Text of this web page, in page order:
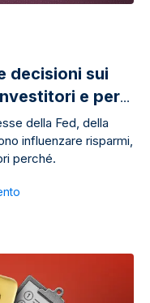
decisioni sui
e per
della Fed, della
influenzare risparmi,
perché.